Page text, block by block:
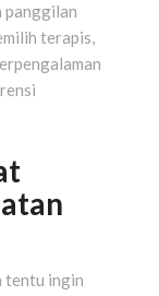
panggilan
terapis,
tentu ingin